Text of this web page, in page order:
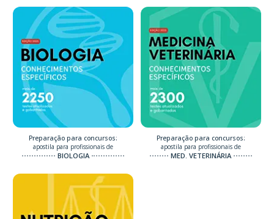
Preparação para concursos:
apostila para profissionais de
BIOLOGIA
Preparação para concursos:
apostila para profissionais de
MED. VETERINÁRIA